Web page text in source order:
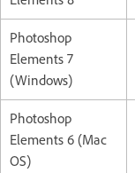
Photoshop
Elements 7
(Windows)
Photoshop
Elements 6 (Mac
OS)